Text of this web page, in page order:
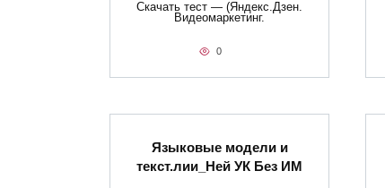
Скачать тест — (Яндекс.Дзен.
Видеомаркетинг.
0
Языковые модели и
текст.лии_Ней УК Без ИМ